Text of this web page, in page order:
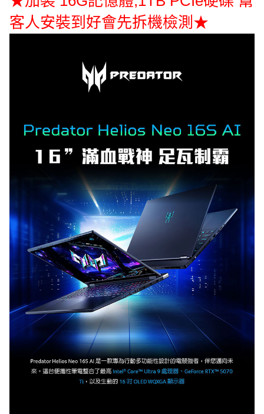
客人安裝到好會先拆機檢測★